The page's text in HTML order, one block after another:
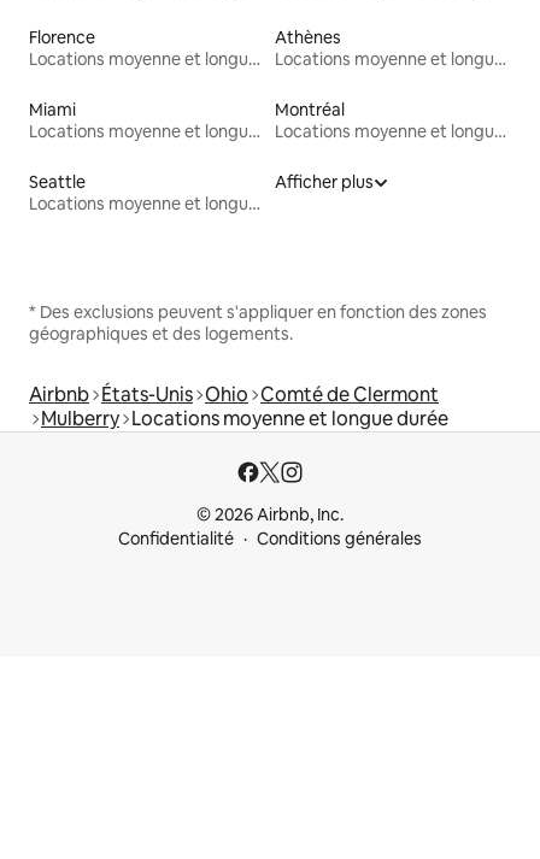
Florence
Locations moyenne et longue durée
Athènes
Locations moyenne et longue durée
Miami
Locations moyenne et longue durée
Montréal
Locations moyenne et longue durée
Seattle
Locations moyenne et longue durée
Afficher plus
* Des exclusions peuvent s'appliquer en fonction des zones
géographiques et des logements.
Airbnb États-Unis Ohio Comté de Clermont
Mulberry Locations moyenne et longue durée
© 2026 Airbnb, Inc.
Confidentialité
Conditions générales